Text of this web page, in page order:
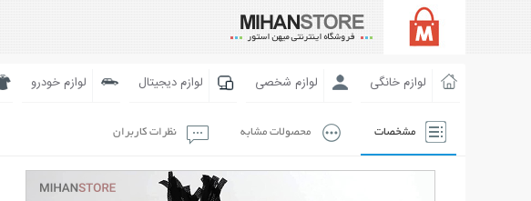
لوازم خانگی لوازم شخصی لوازم دیجیتال لوازم خودرو
مشخصات محصولات مشابه نظرات کاربران